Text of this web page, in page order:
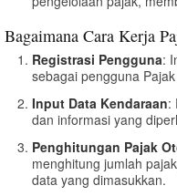
Bagaimana Cara Kerja
Registrasi Pengguna:
sebagai pengguna
Input Data Kendaraan:
dan informasi yang
Penghitungan Pajak
menghitung jumlah
data yang dimasukkan.